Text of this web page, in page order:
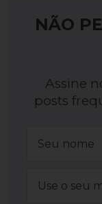
NÃO
Assine
posts